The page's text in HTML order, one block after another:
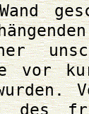
vor
des